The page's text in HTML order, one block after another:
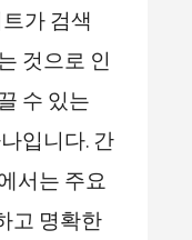
가 검색
것으로 인
수 있는
입니다. 간
서는 주요
고 명확한